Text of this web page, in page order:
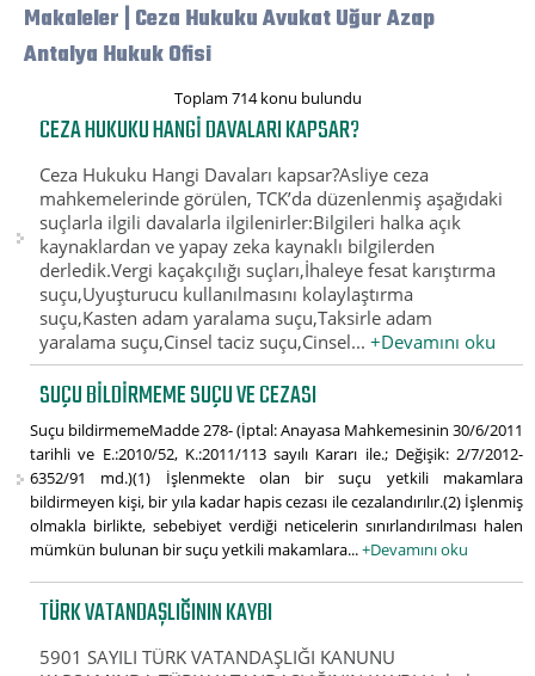
Makaleler | Ceza Hukuku Avukat Uğur Azap
Antalya Hukuk Ofisi
Toplam 714 konu bulundu
CEZA HUKUKU HANGI DAVALARI KAPSAR?
Ceza Hukuku Hangi Davaları kapsar?Asliye ceza
mahkemelerinde görülen, TCK’da düzenlenmiş aşağıdaki
suçlarla ilgili davalarla ilgilenirler:Bilgileri halka açık
kaynaklardan ve yapay zeka kaynaklı bilgilerden
derledik.Vergi kaçakçılığı suçları,İhaleye fesat karıştırma
suçu,Uyuşturucu kullanılmasını kolaylaştırma
suçu,Kasten adam yaralama suçu,Taksirle adam
yaralama suçu,Cinsel taciz suçu,Cinsel...+Devamını oku
SUÇU BILDIRMEME SUÇU VE CEZASI
Suçu bildirmemeMadde 278- (İptal: Anayasa Mahkemesinin 30/6/2011
tarihli ve E.:2010/52, K.:2011/113 sayılı Kararı ile.; Değişik: 2/7/2012-
6352/91 md.)(1) İşlenmekte olan bir suçu yetkili makamlara
bildirmeyen kişi, bir yıla kadar hapis cezası ile cezalandırılır.(2) İşlenmiş
olmakla birlikte, sebebiyet verdiği neticelerin sınırlandırılması halen
mümkün bulunan bir suçu yetkili makamlara...+Devamını oku
TÜRK VATANDAŞLIĞININ KAYBI
5901 SAYILI TÜRK VATANDAŞLIĞI KANUNU